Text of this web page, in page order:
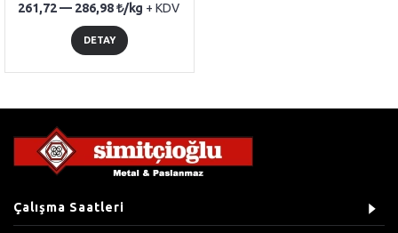
261,72 — 286,98 /kg + KDV
DETAY
Çalışma Saatleri